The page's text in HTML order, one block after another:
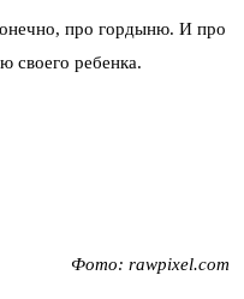
про гордыню. И про
своего ребенка.
Фото: rawpixel.com